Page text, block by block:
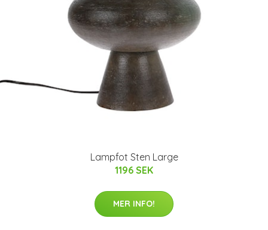
Lampfot Sten Large
1196 SEK
MER INFO!